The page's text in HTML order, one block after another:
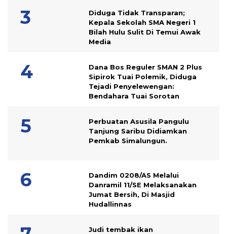
Diduga Tidak Transparan;
Kepala Sekolah SMA Negeri 1
Bilah Hulu Sulit Di Temui Awak
Media
Dana Bos Reguler SMAN 2 Plus
Sipirok Tuai Polemik, Diduga
Tejadi Penyelewengan:
Bendahara Tuai Sorotan
Perbuatan Asusila Pangulu
Tanjung Saribu Didiamkan
Pemkab Simalungun.
Dandim 0208/AS Melalui
Danramil 11/SE Melaksanakan
Jumat Bersih, Di Masjid
Hudallinnas
Judi tembak ikan